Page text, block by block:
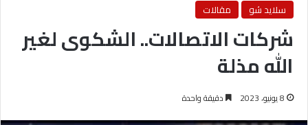
سلايد شو
مقالات
شركات الاتصالات.. الشكوى لغير
الله مذلة
8 يونيو، 2023 دقيقة واحدة